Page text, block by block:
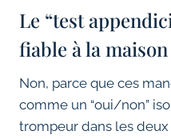
Le “test
fiable à la maison
Non, parce que ces
comme un “oui/non”
trompeur dans les deux